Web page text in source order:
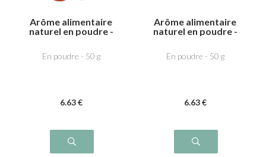
Arôme alimentaire
naturel en poudre -
En poudre - 50 g
6.63 €
Arôme alimentaire
naturel en poudre -
En poudre - 50 g
6.63 €